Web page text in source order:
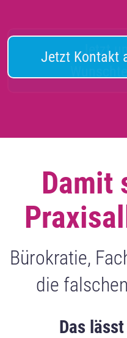
Jetzt Kontakt
Damit
Bürokratie,
die
Das